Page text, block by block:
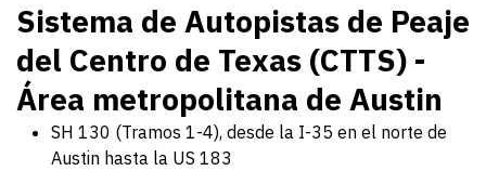
Sistema de Autopistas de Peaje
del Centro de Texas (CTTS) -
Área metropolitana de Austin
SH 130 (Tramos 1-4), desde la I-35 en el norte de
Austin hasta la US 183